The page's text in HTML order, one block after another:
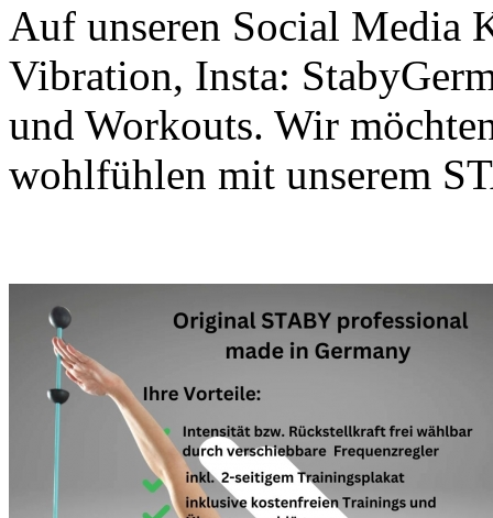
Auf unseren Social Media
Vibration, Insta:
und Workouts. Wir
wohlfühlen mit unserem